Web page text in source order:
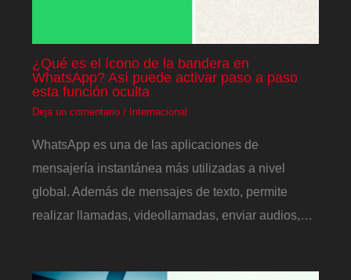
¿Qué es el ícono de la bandera en
WhatsApp? Así puede activar paso a paso
esta función oculta
Deja un comentario / Internacional
WhatsApp es una de las aplicaciones de
mensajería instantánea más utilizadas a nivel
global. Además de mensajes de texto, permite
realizar llamadas, videollamadas, enviar audios,…